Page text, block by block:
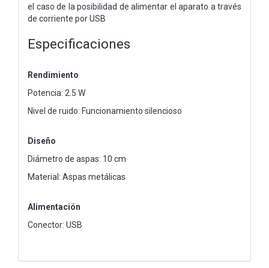
el caso de la posibilidad de alimentar el aparato a través
de corriente por USB
Especificaciones
Rendimiento
Potencia: 2.5 W
Nivel de ruido: Funcionamiento silencioso
Diseño
Diámetro de aspas: 10 cm
Material: Aspas metálicas
Alimentación
Conector: USB